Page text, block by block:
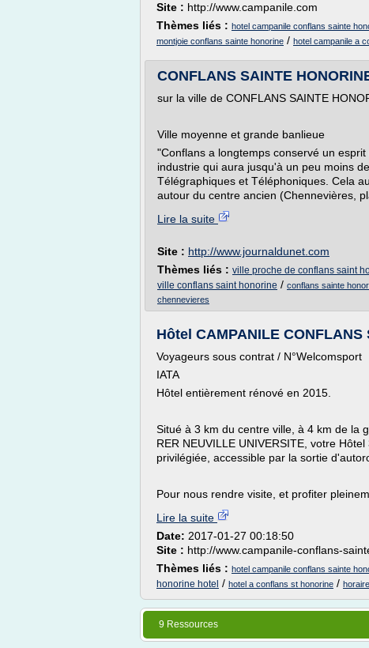
Site : http://www.campanile.com
Thèmes liés : hotel campanile conflans sainte
montjoie conflans sainte honorine / hotel campanile a
CONFLANS SAINTE
sur la ville de CONFLANS SAINTE
Ville moyenne et grande banlieue
"Conflans a longtemps conservé un
industrie qui aura jusqu'à un peu moins
Télégraphiques et Téléphoniques. Cela
autour du centre ancien (Chennevières,
Lire la suite
Site : http://www.journaldunet.com
Thèmes liés : ville proche de conflans saint
ville conflans saint honorine / conflans sainte
chennevieres
Hôtel CAMPANILE CONFLANS
Voyageurs sous contrat / N°Welcomsport
IATA
Hôtel entièrement rénové en 2015.
Situé à 3 km du centre ville, à 4 km de la
RER NEUVILLE UNIVERSITE, votre
privilégiée, accessible par la sortie
Pour nous rendre visite, et profiter
Lire la suite
Date: 2017-01-27 00:18:50
Site : http://www.campanile-conflans-
Thèmes liés : hotel campanile conflans sainte
honorine hotel / hotel a conflans st honorine /
9 Ressources